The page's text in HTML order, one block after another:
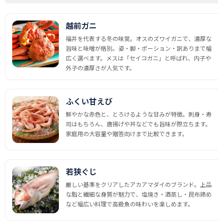
越前ガニ
福井を代表する冬の味覚。オスのズワイガニで、濃厚な
旨味と味噌が格別。姿・脚・ポーション・訳ありまで幅
広く選べます。メスは「セイコガニ」と呼ばれ、内子や
外子の濃厚さが人気です。
ふくい甘えび
鮮やかな赤色と、とろけるような甘みが特徴。刺身・寿
司はもちろん、唐揚げや丼などでも旨味が際立ちます。
家庭用の大容量や贈答向けまで比較できます。
若狭ぐじ
厳しい基準をクリアしたアカアマダイのブランド。上品
な脂と繊細な身質が魅力で、塩焼き・酒蒸し・昆布締め
など幅広い料理で高級魚の味わいを楽しめます。